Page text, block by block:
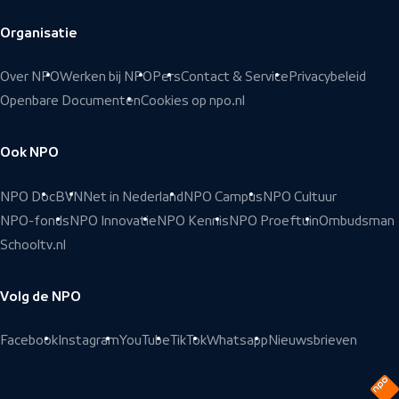
Organisatie
Over NPOWerken bij NPO PersContact & Service Privacybeleid
Openbare DocumentenCookies op npo.nl
Ook NPO
NPO DocBVNNet in NederlandNPO CampusNPO Cultuur
NPO-fondsNPO InnovatieNPO KennisNPO ProeftuinOmbudsman
Schooltv.nl
Volg de NPO
Facebook InstagramYouTubeTikTokWhatsapp Nieuwsbrieven